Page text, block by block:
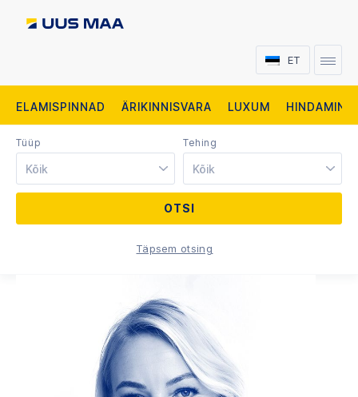
ET
ELAMISPINNAD ÄRIKINNISVARA LUXUM HINDAMINE
Tüüp
Kõik
Tehing
Kõik
Täpsem otsing